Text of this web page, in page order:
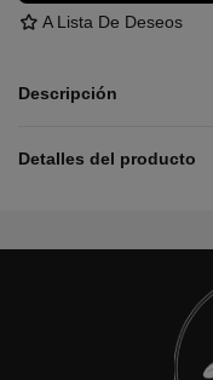
A Lista De Deseos
Descripción
Detalles del producto